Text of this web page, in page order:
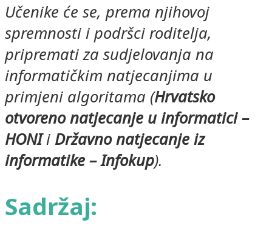
Učenike će se, prema njihovoj
spremnosti i podršci roditelja,
pripremati za sudjelovanja na
informatičkim natjecanjima u
primjeni algoritama (Hrvatsko
otvoreno natjecanje u informatici –
HONIi Državno natjecanje iz
informatike – Infokup).
Sadržaj: